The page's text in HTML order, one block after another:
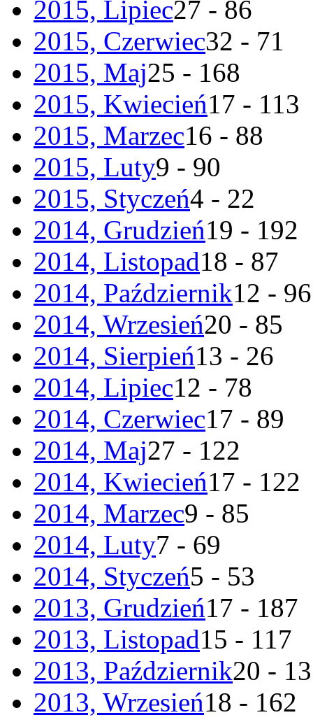
2015, Lipiec27 - 86
2015, Czerwiec32 - 71
2015, Maj25 - 168
2015, Kwiecień17 - 113
2015, Marzec16 - 88
2015, Luty9 - 90
2015, Styczeń4 - 22
2014, Grudzień19 - 192
2014, Listopad18 - 87
2014, Październik12 - 96
2014, Wrzesień20 - 85
2014, Sierpień13 - 26
2014, Lipiec12 - 78
2014, Czerwiec17 - 89
2014, Maj27 - 122
2014, Kwiecień17 - 122
2014, Marzec9 - 85
2014, Luty7 - 69
2014, Styczeń5 - 53
2013, Grudzień17 - 187
2013, Listopad15 - 117
2013, Październik20 -
2013, Wrzesień18 - 162